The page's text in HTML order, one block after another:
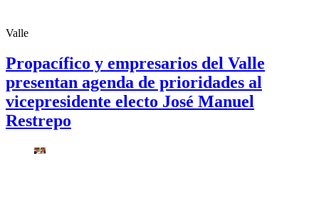
Valle
Propacífico y empresarios del Valle
presentan agenda de prioridades al
vicepresidente electo José Manuel
Restrepo